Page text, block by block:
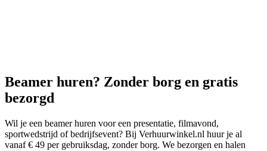
Beamer huren? Zonder borg en gratis
bezorgd
Wil je een beamer huren voor een presentatie, filmavond,
sportwedstrijd of bedrijfsevent? Bij Verhuurwinkel.nl huur je al
vanaf € 49 per gebruiksdag, zonder borg. We bezorgen en halen